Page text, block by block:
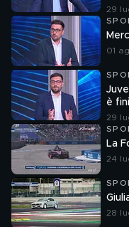
29
01
è
29
La
24
28